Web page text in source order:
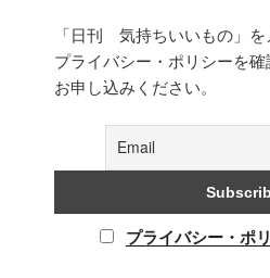
「日刊 気持ちいいもの」
プライバシー・ポリシーを
お申し込みください。
プライバシー・ポ